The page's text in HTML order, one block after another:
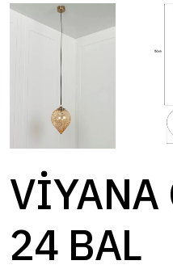
VİYANA
24 BAL